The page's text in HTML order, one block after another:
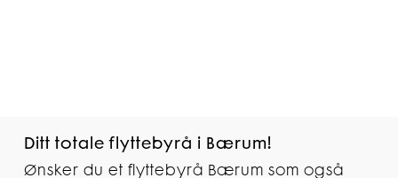
Ditt totale flyttebyrå i Bærum!
Ønsker du et flyttebyrå Bærum som også